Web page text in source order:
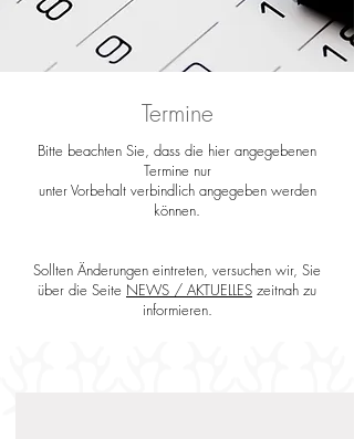
Termine
Bitte beachten Sie, dass die hier angegebenen
Termine nur
unter Vorbehalt verbindlich angegeben werden
können.
Sollten Änderungen eintreten, versuchen wir, Sie
über die Seite NEWS / AKTUELLES zeitnah zu
informieren.